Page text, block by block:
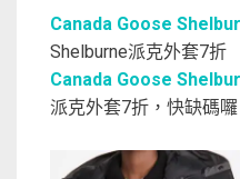
Canada Goose
Shelburne派克外套7折
Canada Goose
派克外套7折，快缺碼囉